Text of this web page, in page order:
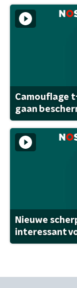
Camouflage
gaan
Nieuwe
interessant